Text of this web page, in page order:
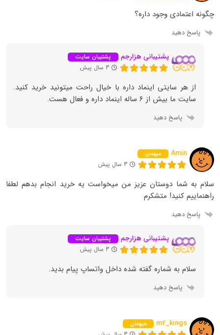
چگونه اعتمادی وجود داره؟
پاسخ دهید
پشتیبانی هزارجم
پشتیبان سایت
3 سال پیش
از هر سایتی اینماد داره با خیال راحت میتونید خرید کنید.
سایت ما بیش از 6 ساله اینماد داره و فعال هست.
پاسخ دهید
Amin
میهمان
3 سال پیش
سلام به شما دوستان عزیز من میخواست یه خرید انجام بدهم لطفا
راهنماییم کنید! متشکرم
پاسخ دهید
پشتیبانی هزارجم
پشتیبان سایت
3 سال پیش
سلام به شماره گفته شده داخل واتساپ پیام بدید.
پاسخ دهید
m2_kings
میهمان